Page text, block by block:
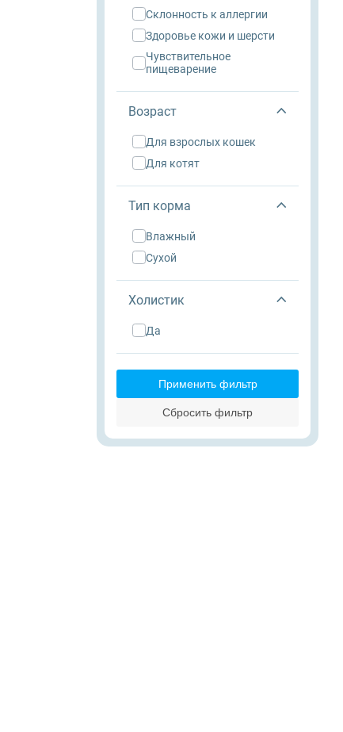
склонность к аллергии
здоровье кожи и шерсти
чувствительное
пищеварение
Возраст
для взрослых кошек
для котят
Тип корма
влажный
сухой
Холистик
да
Применить фильтр
Сбросить фильтр